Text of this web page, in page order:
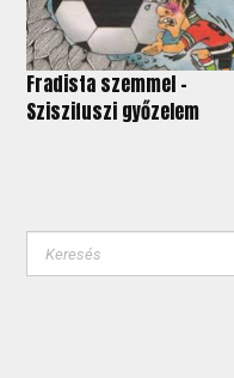
Fradista szemmel -
Sziszifuszi győzelem